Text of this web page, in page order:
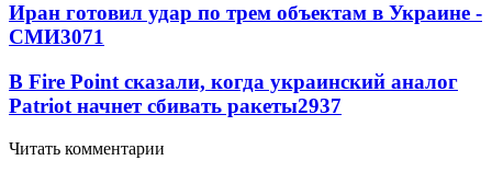
Иран готовил удар по трем объектам в Украине -
СМИ3071
В Fire Point сказали, когда украинский аналог
Patriot начнет сбивать ракеты2937
Читать комментарии